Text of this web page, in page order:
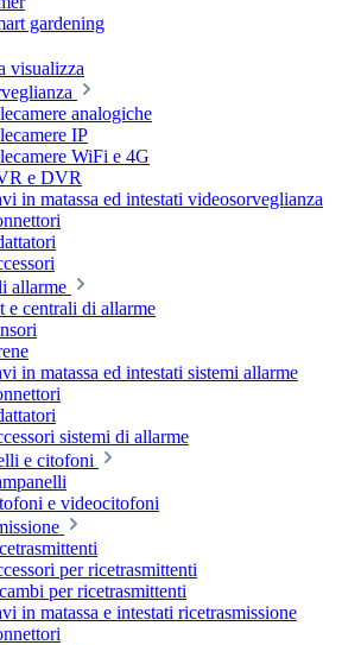
gardening
visualizza
analogiche
IP
WiFi e 4G
e DVR
in matassa ed intestati videosorveglianza
allarme
e centrali di allarme
in matassa ed intestati sistemi allarme
sistemi di allarme
e citofoni
e videocitofoni
per ricetrasmittenti
per ricetrasmittenti
in matassa e intestati ricetrasmissione